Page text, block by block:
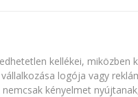
kellékei, miközben
logója vagy
kényelmet